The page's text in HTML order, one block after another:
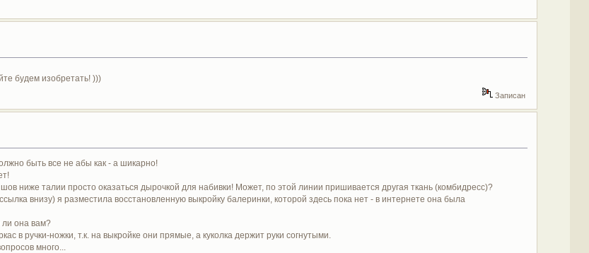
будем изобретать! )))
Записан
быть все не абы как - а шикарно!
ниже талии просто оказаться дырочкой для набивки! Может, по этой линии пришивается другая ткань (комбидресс)?
внизу) я разместила восстановленную выкройку балеринки, которой здесь пока нет - в интернете она была
ли она вам?
в ручки-ножки, т.к. на выкройке они прямые, а куколка держит руки согнутыми.
много...